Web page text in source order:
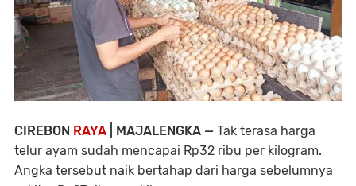
CIREBON RAYA | MAJALENGKA — Tak terasa harga
telur ayam sudah mencapai Rp32 ribu per kilogram.
Angka tersebut naik bertahap dari harga sebelumnya